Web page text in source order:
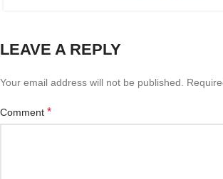
LEAVE A REPLY
Your email address will not be published.
Comment *